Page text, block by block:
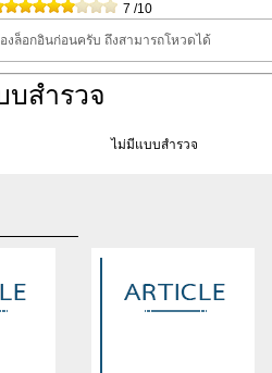
7 /10
งล็อกอินก่อนครับ ถึงสามารถโหวดได้
บสำรวจ
ไม่มีแบบสำรวจ